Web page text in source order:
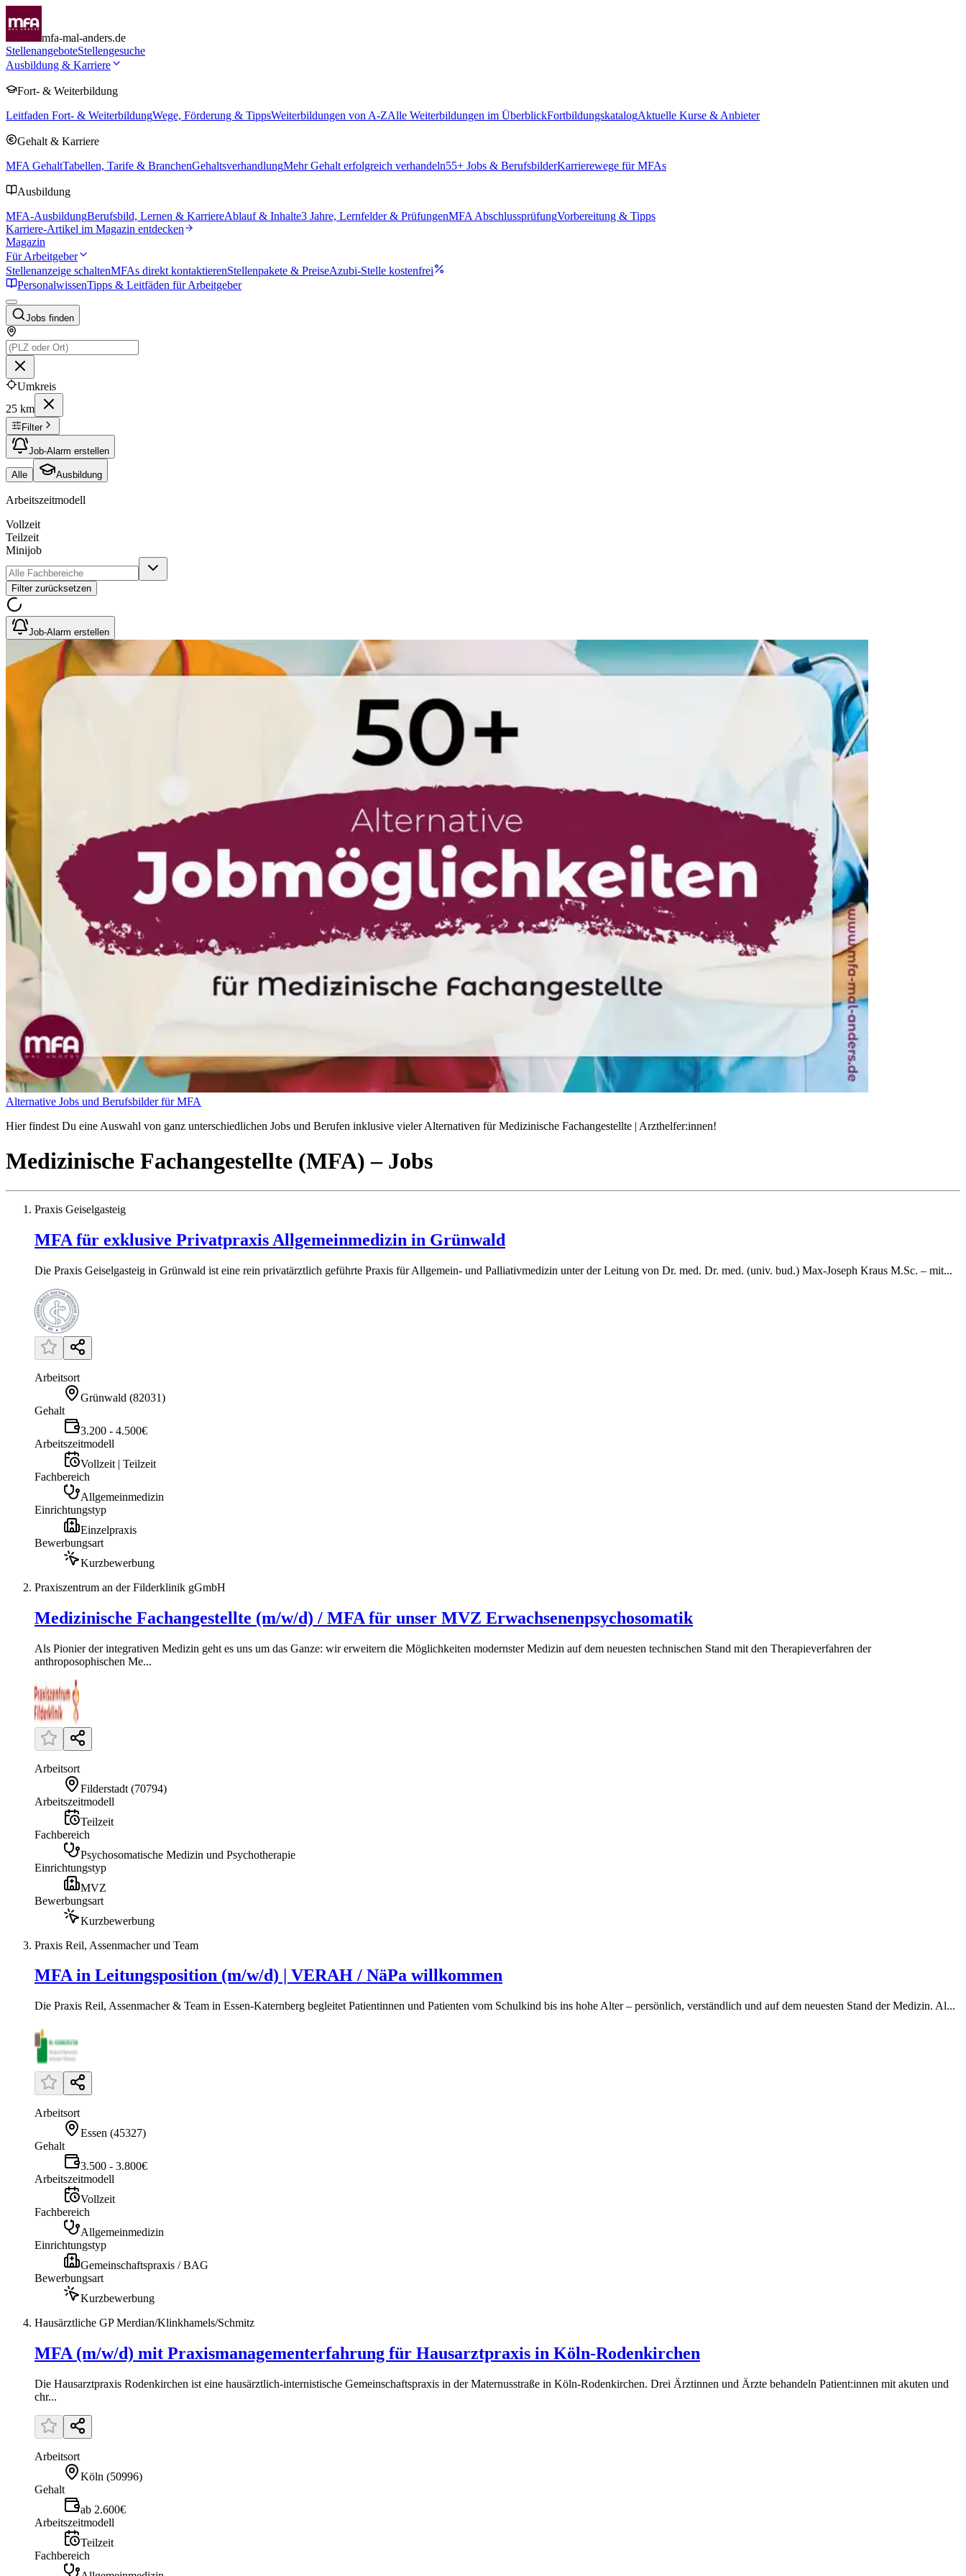
mfa-mal-anders.de
StellenangeboteStellengesuche
Ausbildung & Karriere
Fort- & Weiterbildung
Leitfaden Fort- & WeiterbildungWege, Förderung & TippsWeiterbildungen von A-ZAlle Weiterbildungen im ÜberblickFortbildungskatalogAktuelle Kurse & Anbieter
Gehalt & Karriere
MFA GehaltTabellen, Tarife & BranchenGehaltsverhandlungMehr Gehalt erfolgreich verhandeln55+ Jobs & BerufsbilderKarrierewege für MFAs
Ausbildung
MFA-AusbildungBerufsbild, Lernen & KarriereAblauf & Inhalte3 Jahre, Lernfelder & PrüfungenMFA AbschlussprüfungVorbereitung & Tipps
Karriere-Artikel im Magazin entdecken
Magazin
Für Arbeitgeber
Stellenanzeige schaltenMFAs direkt kontaktierenStellenpakete & PreiseAzubi-Stelle kostenfrei
PersonalwissenTipps & Leitfäden für Arbeitgeber
Jobs finden
Umkreis
25 km
Filter
Job-Alarm erstellen
Alle Ausbildung
Arbeitszeitmodell
Vollzeit
Teilzeit
Minijob
Filter zurücksetzen
Job-Alarm erstellen
Alternative Jobs und Berufsbilder für MFA
Hier findest Du eine Auswahl von ganz unterschiedlichen Jobs und Berufen inklusive vieler Alternativen für Medizinische Fachangestellte | Arzthelfer:innen!
Medizinische Fachangestellte (MFA) – Jobs
Praxis Geiselgasteig
MFA für exklusive Privatpraxis Allgemeinmedizin in Grünwald
Die Praxis Geiselgasteig in Grünwald ist eine rein privatärztlich geführte Praxis für Allgemein- und Palliativmedizin unter der Leitung von Dr. med. Dr. med. (univ. bud.) Max-Joseph Kraus M.Sc. – mit...
Arbeitsort
Grünwald (82031)
Gehalt
3.200 - 4.500€
Arbeitszeitmodell
Vollzeit | Teilzeit
Fachbereich
Allgemeinmedizin
Einrichtungstyp
Einzelpraxis
Bewerbungsart
Kurzbewerbung
Praxiszentrum an der Filderklinik gGmbH
Medizinische Fachangestellte (m/w/d) / MFA für unser MVZ Erwachsenenpsychosomatik
Als Pionier der integrativen Medizin geht es uns um das Ganze: wir erweitern die Möglichkeiten modernster Medizin auf dem neuesten technischen Stand mit den Therapieverfahren der
anthroposophischen Me...
Arbeitsort
Filderstadt (70794)
Arbeitszeitmodell
Teilzeit
Fachbereich
Psychosomatische Medizin und Psychotherapie
Einrichtungstyp
MVZ
Bewerbungsart
Kurzbewerbung
Praxis Reil, Assenmacher und Team
MFA in Leitungsposition (m/w/d) | VERAH / NäPa willkommen
Die Praxis Reil, Assenmacher & Team in Essen-Katernberg begleitet Patientinnen und Patienten vom Schulkind bis ins hohe Alter – persönlich, verständlich und auf dem neuesten Stand der Medizin. Al...
Arbeitsort
Essen (45327)
Gehalt
3.500 - 3.800€
Arbeitszeitmodell
Vollzeit
Fachbereich
Allgemeinmedizin
Einrichtungstyp
Gemeinschaftspraxis / BAG
Bewerbungsart
Kurzbewerbung
Hausärztliche GP Merdian/Klinkhamels/Schmitz
MFA (m/w/d) mit Praxismanagementerfahrung für Hausarztpraxis in Köln-Rodenkirchen
Die Hausarztpraxis Rodenkirchen ist eine hausärztlich-internistische Gemeinschaftspraxis in der Maternusstraße in Köln-Rodenkirchen. Drei Ärztinnen und Ärzte behandeln Patient:innen mit akuten und
chr...
Arbeitsort
Köln (50996)
Gehalt
ab 2.600€
Arbeitszeitmodell
Teilzeit
Fachbereich